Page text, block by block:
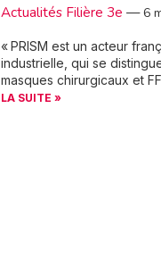
Actualités Filière 3e —6
« PRISM est un acteur
industrielle, qui se
masques chirurgicaux et
LA SUITE »